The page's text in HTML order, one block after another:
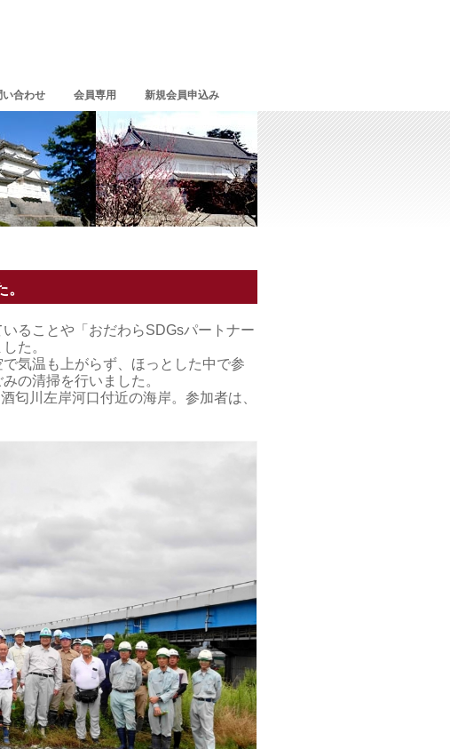
い合わせ 会員専用 新規会員申込み
ることや「おだわらSDGsパートナー
た。
気温も上がらず、ほっとした中で参
の清掃を行いました。
匂川左岸河口付近の海岸。参加者は、